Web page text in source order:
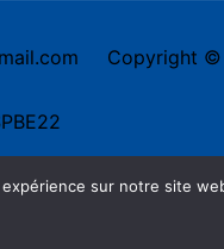
Copyright
sur notre site